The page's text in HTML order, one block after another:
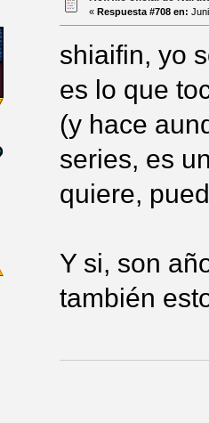
« Respuesta #708 en:
shiaifin, yo
es lo que
(y hace
series, es
quiere,
Y si, son
también